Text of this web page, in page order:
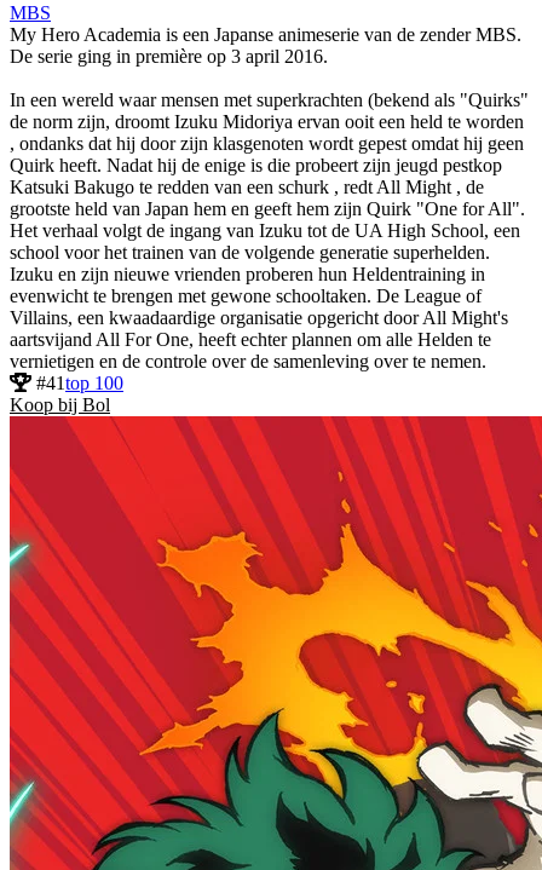
MBS
My Hero Academia is een Japanse animeserie van de zender MBS.
De serie ging in première op 3 april 2016.
In een wereld waar mensen met superkrachten (bekend als "Quirks"
de norm zijn, droomt Izuku Midoriya ervan ooit een held te worden
, ondanks dat hij door zijn klasgenoten wordt gepest omdat hij geen
Quirk heeft. Nadat hij de enige is die probeert zijn jeugd pestkop
Katsuki Bakugo te redden van een schurk , redt All Might , de
grootste held van Japan hem en geeft hem zijn Quirk "One for All".
Het verhaal volgt de ingang van Izuku tot de UA High School, een
school voor het trainen van de volgende generatie superhelden.
Izuku en zijn nieuwe vrienden proberen hun Heldentraining in
evenwicht te brengen met gewone schooltaken. De League of
Villains, een kwaadaardige organisatie opgericht door All Might's
aartsvijand All For One, heeft echter plannen om alle Helden te
vernietigen en de controle over de samenleving over te nemen.
#41top 100
Koop bij Bol